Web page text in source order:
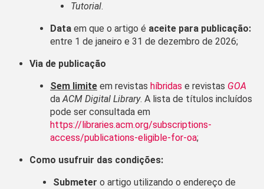
Tutorial.​
Data em que o artigo é aceite para publicação:
entre 1 de janeiro e 31 de dezembro de 2026;
Via de publicação​
Sem limite em revistas híbridas e revistas GOA
daACM Digital Library. A lista de títulos incluídos
pode ser consultada em
https://libraries.acm.org/subscriptions-
access/publications-eligible-for-oa;​
Como usufruir das condições:​
Submeter o artigo utilizando o endereço de